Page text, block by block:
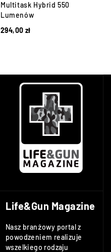
Multitask Hybrid 550
Lumenów
294,00 zł
Life&Gun Magazine
Nasz branżowy portal z
powodzeniem realizuje
wszelkiego rodzaju